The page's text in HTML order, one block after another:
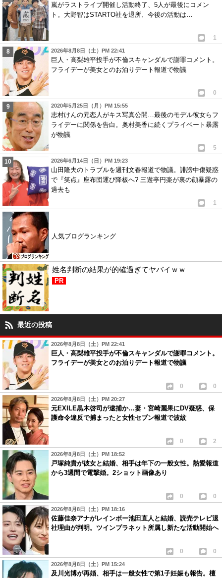
嵐がラストライブ開催し活動終了、5人が最後にコメン
ト。大野智はSTARTO社を退所、今後の活動は…
1
2026年8月8日（土）PM 22:41
巨人・高梨雄平投手が不倫スキャンダルで謝罪コメント。
フライデーが美女とのお泊りデート報道で物議
0
2020年5月25日（月）PM 15:55
志村けんの元恋人がキス写真公開…最後のモデル彼女らフ
ライデーに関係を告白。奥村美香に続くプライベート暴露
が物議
5
2026年6月14日（日）PM 19:23
山田隆夫のトラブルを週刊文春報道で物議。誹謗中傷疑惑
で『笑点』座布団運び降板へ? 三遊亭円楽が裏の顔暴露の
過去も
1
人気ブログランキング
姓名判断の結果が的確過ぎてヤバイｗｗ
PR
最近の投稿
2026年8月8日（土）PM 22:41
巨人・高梨雄平投手が不倫スキャンダルで謝罪コメント。
フライデーが美女とのお泊りデート報道で物議
0 0
2026年8月8日（土）PM 20:27
元EXILE黒木啓司が逮捕か…妻・宮崎麗果にDV疑惑、保
護命令違反で捕まったと女性セブン報道で波紋
0 2
2026年8月8日（土）PM 18:52
戸塚純貴が彼女と結婚、相手は年下の一般女性。熱愛報道
から3週間で電撃婚。2ショット画像あり
0 0
2026年8月8日（土）PM 18:16
佐藤佳奈アナがレインボー池田直人と結婚、読売テレビ退
社理由が判明。ツインプラネット所属し新たな活動開始へ
0 0
2026年8月8日（土）PM 15:24
及川光博が再婚、相手は一般女性で第1子妊娠も報告。檀